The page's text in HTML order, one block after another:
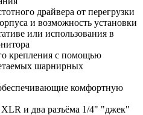
драйвера от перегрузки
и возможность установки
или использования в
крепления с помощью
шарнирных
комфортную
и два разъёма 1/4" "джек"